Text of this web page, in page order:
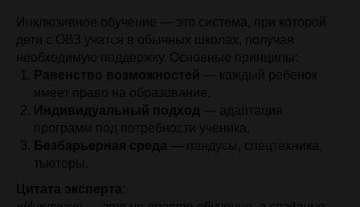
Инклюзивное обучение — это система, при которой
дети с ОВЗ учатся в обычных школах, получая
необходимую поддержку. Основные принципы:
Равенство возможностей — каждый ребенок
имеет право на образование.
Индивидуальный подход — адаптация
программ под потребности ученика.
Безбарьерная среда — пандусы, спецтехника,
тьюторы.
Цитата эксперта: